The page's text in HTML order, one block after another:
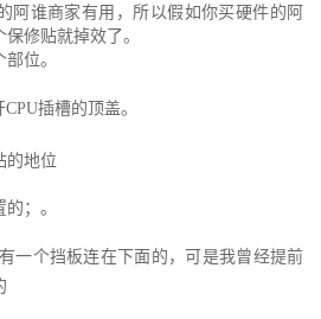
阿谁商家有用，所以假如你买硬件的阿
修贴就掉效了。
位。
插槽的顶盖。
的地位
；。
一个挡板连在下面的，可是我曾经提前